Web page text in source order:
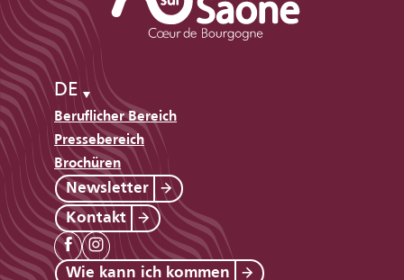
DE
Beruflicher Bereich
Pressebereich
Brochüren
Newsletter
Kontakt
Wie kann ich kommen